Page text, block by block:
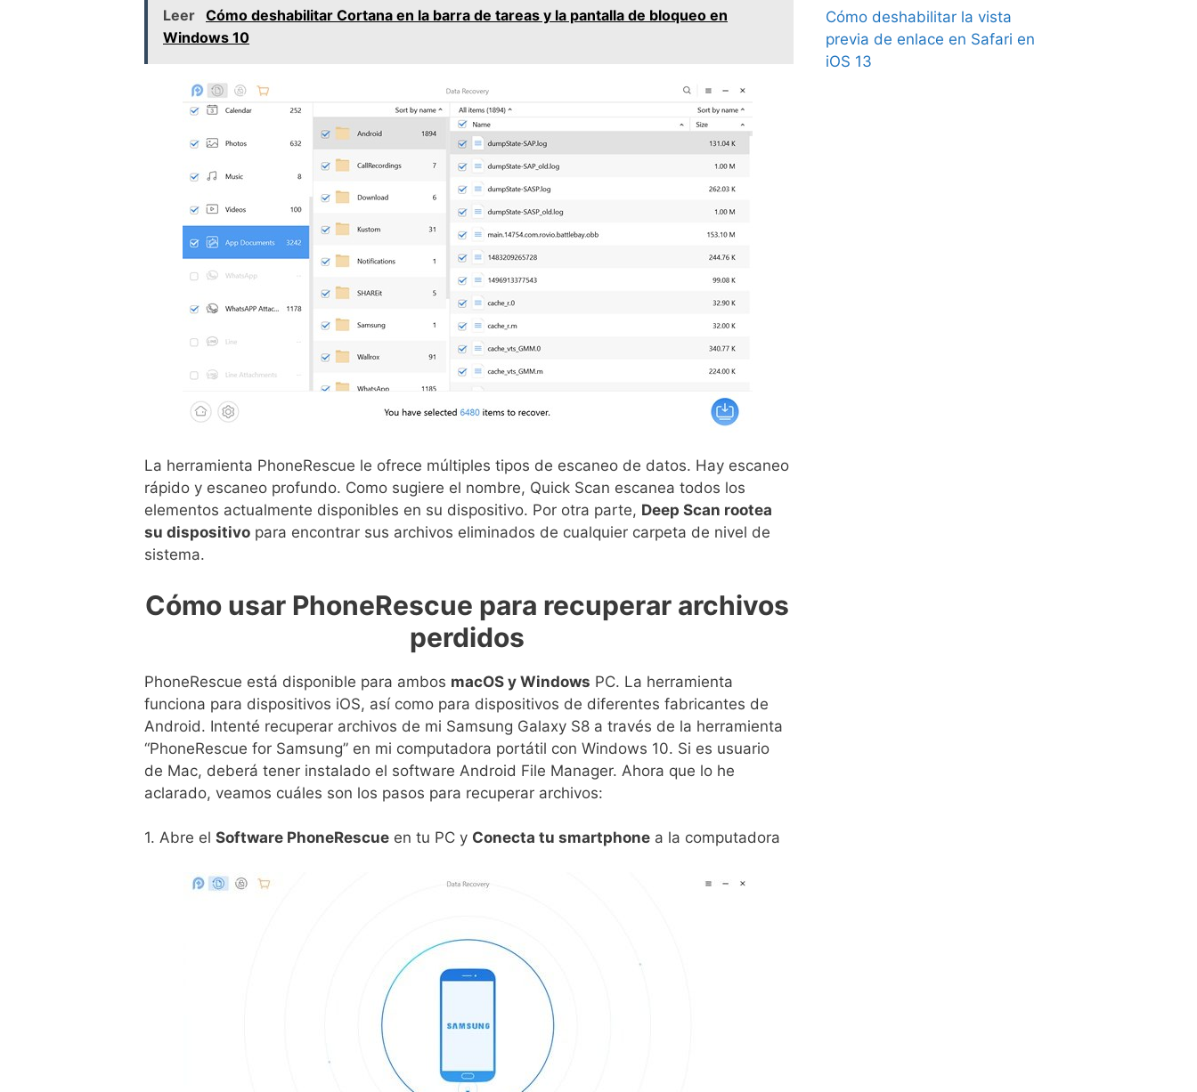
Leer Cómo deshabilitar Cortana en la barra de tareas y la pantalla de bloqueo en
Windows 10
La herramienta PhoneRescue le ofrece múltiples tipos de escaneo de datos. Hay escaneo
rápido y escaneo profundo. Como sugiere el nombre, Quick Scan escanea todos los
elementos actualmente disponibles en su dispositivo. Por otra parte, Deep Scan rootea
su dispositivo para encontrar sus archivos eliminados de cualquier carpeta de nivel de
sistema.
Cómo usar PhoneRescue para recuperar archivos
perdidos
PhoneRescue está disponible para ambos macOS y Windows PC. La herramienta
funciona para dispositivos iOS, así como para dispositivos de diferentes fabricantes de
Android. Intenté recuperar archivos de mi Samsung Galaxy S8 a través de la herramienta
“PhoneRescue for Samsung” en mi computadora portátil con Windows 10. Si es usuario
de Mac, deberá tener instalado el software Android File Manager. Ahora que lo he
aclarado, veamos cuáles son los pasos para recuperar archivos:
1. Abre el Software PhoneRescue en tu PC y Conecta tu smartphone a la computadora
Cómo deshabilitar la vista
previa de enlace en Safari en
iOS 13